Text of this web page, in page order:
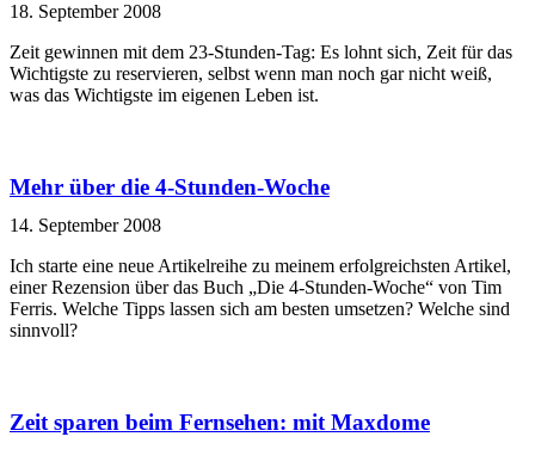
18. September 2008
Zeit gewinnen mit dem 23-Stunden-Tag: Es lohnt sich, Zeit für das
Wichtigste zu reservieren, selbst wenn man noch gar nicht weiß,
was das Wichtigste im eigenen Leben ist.
Mehr über die 4-Stunden-Woche
14. September 2008
Ich starte eine neue Artikelreihe zu meinem erfolgreichsten Artikel,
einer Rezension über das Buch „Die 4-Stunden-Woche“ von Tim
Ferris. Welche Tipps lassen sich am besten umsetzen? Welche sind
sinnvoll?
Zeit sparen beim Fernsehen: mit Maxdome